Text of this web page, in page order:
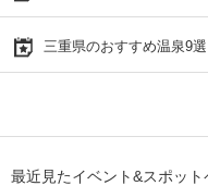
三重県のおすすめ温泉9選
最近見たイベント&スポット